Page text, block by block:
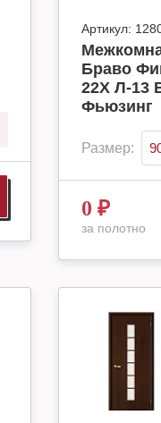
Артикул:
Браво
22Х Л-13
Фьюзинг
Размер:
0 ₽
за полотно